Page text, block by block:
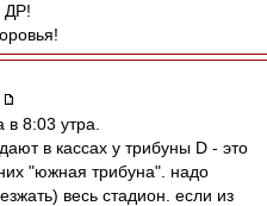
ДР!
8:03 утра.
в кассах у трибуны D - это
"южная трибуна". надо
весь стадион. если из